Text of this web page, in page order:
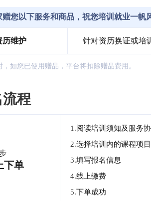
赠您以下服务和商品，祝您培训就业一帆
历维护 针对资历换证或培
，如您已使用赠品，平台将扣除赠品费用。
程
下单
1.阅读培训须知及服务
2.选择培训内的课程项目
3.填写报名信息
4.线上缴费
5.下单成功